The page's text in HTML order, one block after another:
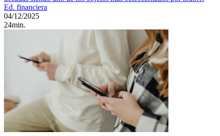
Ed. financiera
04/12/2025
24min.